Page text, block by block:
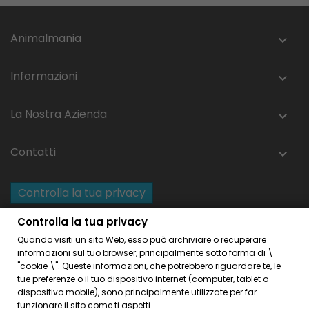
Animalmania 
Informazioni 
La Nostra Azienda 
Contatti 
Controlla la tua privacy
Resi e recesso
Home
Privacy Policy
Condizioni Generali Di Vendita
Cookies Policies
Link Amici
Controlla la tua privacy
Quando visiti un sito Web, esso può archiviare o recuperare
informazioni sul tuo browser, principalmente sotto forma di \
"cookie \". Queste informazioni, che potrebbero riguardare te, le
tue preferenze o il tuo dispositivo internet (computer, tablet o
dispositivo mobile), sono principalmente utilizzate per far
funzionare il sito come ti aspetti.